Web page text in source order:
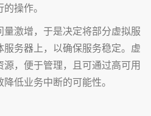
操作。
激增，于是决定将部分虚拟服
务器上，以确保服务稳定。虚
，便于管理，且可通过高可用
低业务中断的可能性。